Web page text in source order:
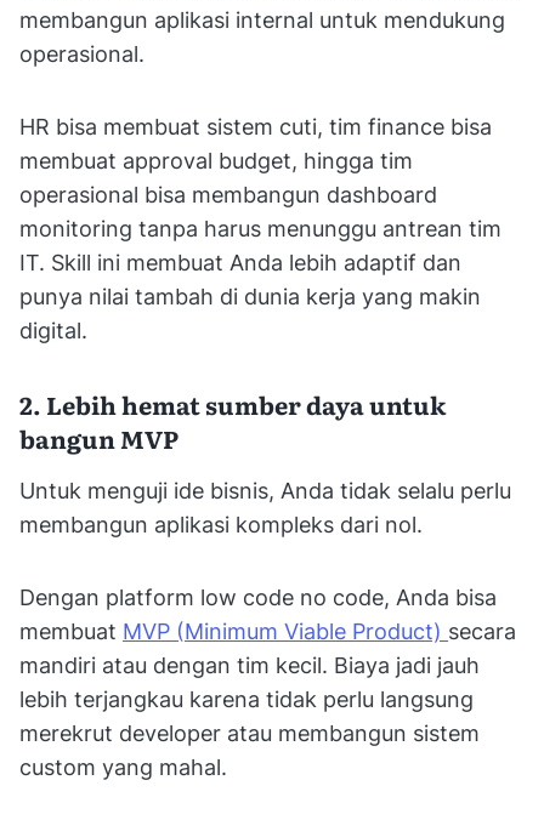
membangun aplikasi internal untuk mendukung
operasional.
HR bisa membuat sistem cuti, tim finance bisa
membuat approval budget, hingga tim
operasional bisa membangun dashboard
monitoring tanpa harus menunggu antrean tim
IT. Skill ini membuat Anda lebih adaptif dan
punya nilai tambah di dunia kerja yang makin
digital.
2. Lebih hemat sumber daya untuk
bangun MVP
Untuk menguji ide bisnis, Anda tidak selalu perlu
membangun aplikasi kompleks dari nol.
Dengan platform low code no code, Anda bisa
membuat MVP (Minimum Viable Product) secara
mandiri atau dengan tim kecil. Biaya jadi jauh
lebih terjangkau karena tidak perlu langsung
merekrut developer atau membangun sistem
custom yang mahal.